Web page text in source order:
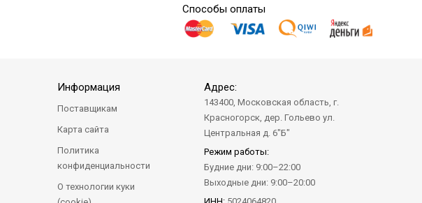
Способы оплаты
Информация
Поставщикам
Карта сайта
Политика
конфиденциальности
О технологии куки
Адрес:
143400, Московская область, г.
Красногорск, дер. Гольево ул.
Центральная д. 6"Б"
Режим работы:
Будние дни: 9:00–22:00
Выходные дни: 9:00–20:00